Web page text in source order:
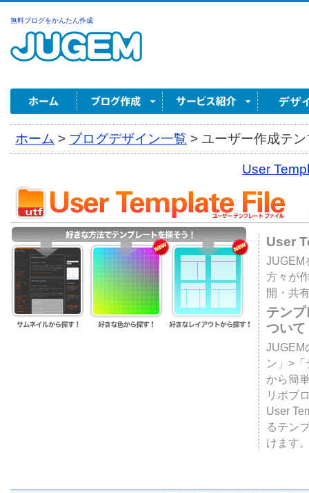
無料ブログをかんたん作成
ホーム > ブログデザイン一覧 > ユーザー作成テ
User
User
JUGEM
方々が
開・共
テン
ついて
JUGEM
ン」>
から簡
リポブ
User
るテン
けます